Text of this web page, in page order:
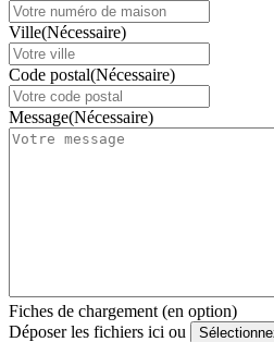
Ville(Nécessaire)
Code postal(Nécessaire)
Message(Nécessaire)
Fiches de chargement (en option)
Déposer les fichiers ici ou